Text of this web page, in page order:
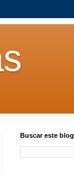
Buscar este blog